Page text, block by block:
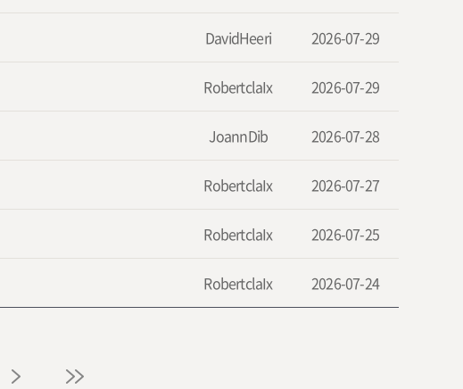
DavidHeeri 2026-07-29
RobertclaIx 2026-07-29
JoannDib 2026-07-28
RobertclaIx 2026-07-27
RobertclaIx 2026-07-25
RobertclaIx 2026-07-24